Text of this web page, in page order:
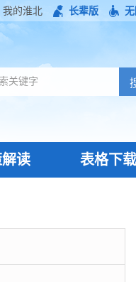
我的淮北 长辈版
读 表格下载